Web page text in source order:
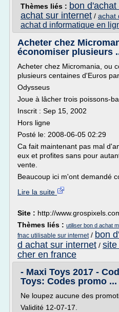
Thèmes liés : bon
achat sur internet / achat
achat d informatique en
Acheter chez
économiser plusieurs
Acheter chez Micromania, ou
plusieurs centaines d'Euros
Odysseus
Joue à lâcher trois poissons-
Inscrit : Sep 15, 2002
Hors ligne
Posté le: 2008-06-05 02:29
Ca fait maintenant pas mal
eux et profites sans pour
vente.
Beaucoup ici m'ont demandé
Lire la suite
Site : http://
Thèmes liés : utiliser bon d achat
fnac utilisable sur internet/ bon
d achat sur internet / site
cher en france
- Maxi Toys 2017 -
Toys: Codes promo ...
Ne loupez aucune des
Validité 12-07-17.